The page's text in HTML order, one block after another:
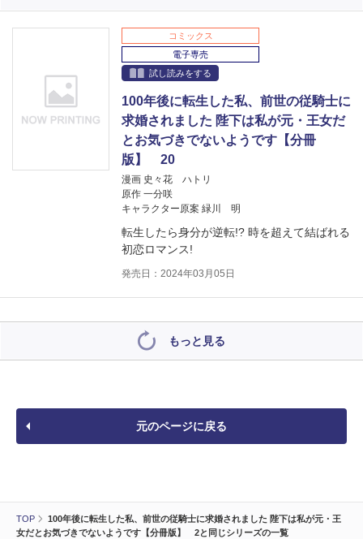
TOP
100年後に転生した私、前世の従騎士に求婚されました 陛下は私が元・王
女だとお気づきでないようです【分冊版】 2と同じシリーズの一覧
コミックス
電子専売
試し読みをする
100年後に転生した私、前世の従騎士に
求婚されました 陛下は私が元・王女だ
とお気づきでないようです【分冊
版】 20
漫画 史々花 ハトリ
原作 一分咲
キャラクター原案 緑川 明
転生したら身分が逆転!? 時を超えて結ばれる
初恋ロマンス!
発売日：2024年03月05日
もっと見る
元のページに戻る